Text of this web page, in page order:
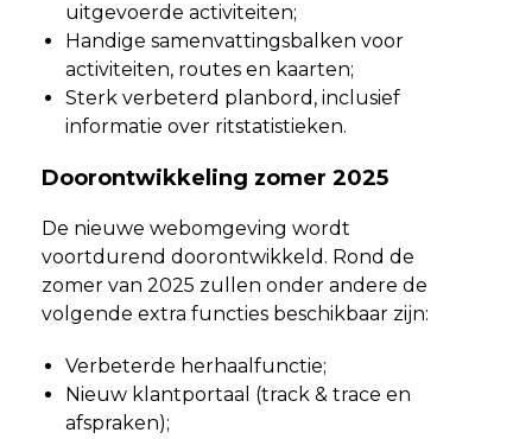
uitgevoerde activiteiten;
Handige samenvattingsbalken voor
activiteiten, routes en kaarten;
Sterk verbeterd planbord, inclusief
informatie over ritstatistieken.
Doorontwikkeling zomer 2025
De nieuwe webomgeving wordt
voortdurend doorontwikkeld. Rond de
zomer van 2025 zullen onder andere de
volgende extra functies beschikbaar zijn:
Verbeterde herhaalfunctie;
Nieuw klantportaal (track & trace en
afspraken);